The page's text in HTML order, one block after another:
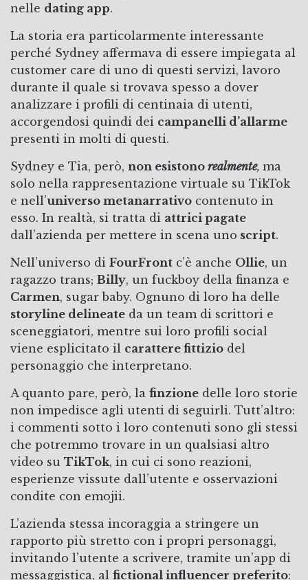
nelle dating app.
La storia era particolarmente interessante
perché Sydney affermava di essere impiegata al
customer care di uno di questi servizi, lavoro
durante il quale si trovava spesso a dover
analizzare i profili di centinaia di utenti,
accorgendosi quindi dei campanelli d’allarme
presenti in molti di questi.
Sydney e Tia, però, non esistono realmente, ma
solo nella rappresentazione virtuale su TikTok
e nell’universo metanarrativo contenuto in
esso. In realtà, si tratta di attrici pagate
dall’azienda per mettere in scena uno script.
Nell’universo di FourFront c’è anche Ollie, un
ragazzo trans; Billy, un fuckboy della finanza e
Carmen, sugar baby. Ognuno di loro ha delle
storyline delineate da un team di scrittori e
sceneggiatori, mentre sui loro profili social
viene esplicitato il carattere fittizio del
personaggio che interpretano.
A quanto pare, però, la finzione delle loro storie
non impedisce agli utenti di seguirli. Tutt’altro:
i commenti sotto i loro contenuti sono gli stessi
che potremmo trovare in un qualsiasi altro
video su TikTok, in cui ci sono reazioni,
esperienze vissute dall’utente e osservazioni
condite con emojii.
L’azienda stessa incoraggia a stringere un
rapporto più stretto con i propri personaggi,
invitando l’utente a scrivere, tramite un’app di
messaggistica, al fictional influencer preferito: